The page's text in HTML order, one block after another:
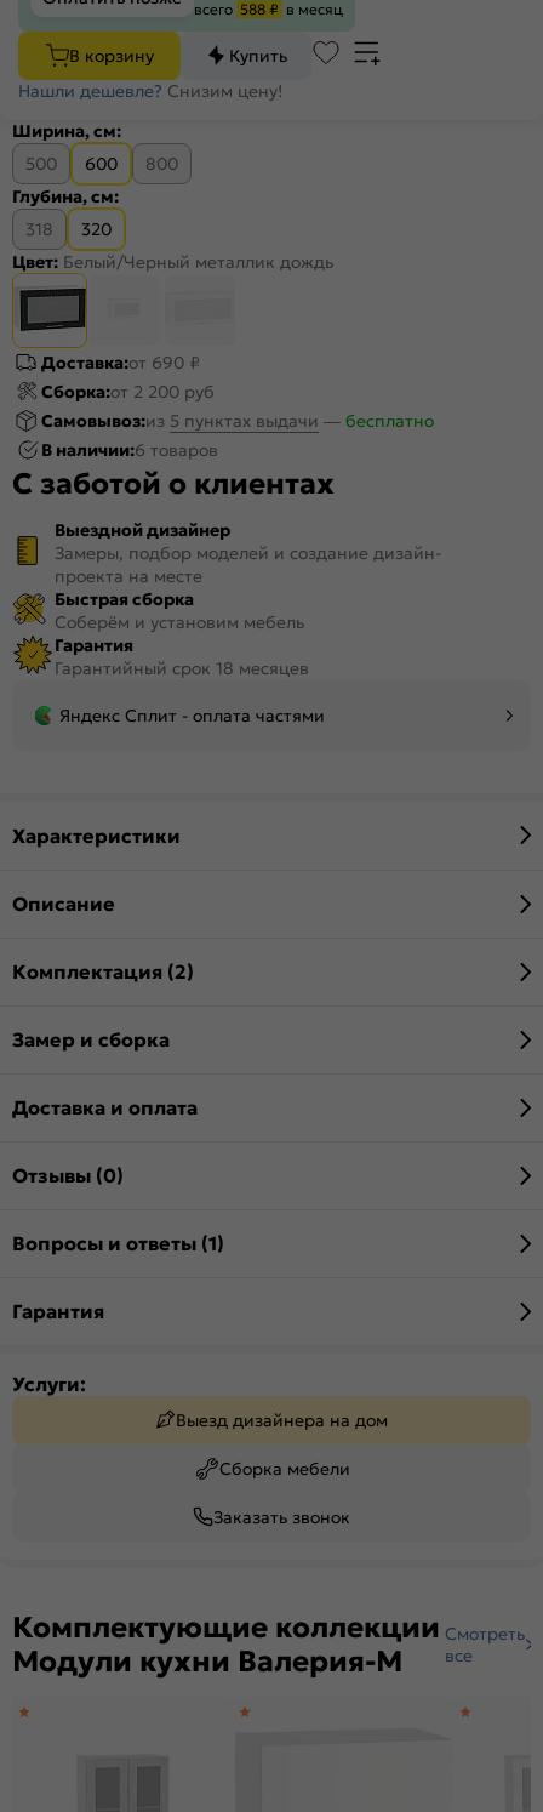
всего 588 ₽ в месяц
В корзину
Купить
Нашли дешевле? Снизим цену!
Ширина, см:
500
600
800
Глубина, см:
318
320
Цвет: Белый/Черный металлик дождь
Доставка:от 690 ₽
Сборка:от 2 200 руб
Самовывоз:из 5 пунктах выдачи — бесплатно
В наличии:6 товаров
С заботой о клиентах
Выездной дизайнер
Замеры, подбор моделей и создание дизайн-
проекта на месте
Быстрая сборка
Соберём и установим мебель
Гарантия
Гарантийный срок 18 месяцев
Яндекс Сплит - оплата частями
Характеристики
Описание
Комплектация (2)
Замер и сборка
Доставка и оплата
Отзывы (0)
Вопросы и ответы (1)
Гарантия
Услуги:
Выезд дизайнера на дом
Сборка мебели
Заказать звонок
Комплектующие коллекции
Модули кухни Валерия-М
Смотреть
все